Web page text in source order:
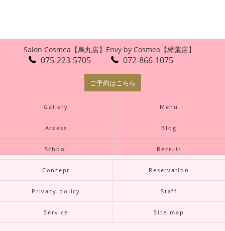
Salon Cosmea【烏丸店】
075-223-5705
Envy by Cosmea【樟葉店】
072-866-1075
ご予約はこちら
Gallery Menu
Access Blog
School Recruit
Concept Reservation
Privacy-policy Staff
Service Site-map